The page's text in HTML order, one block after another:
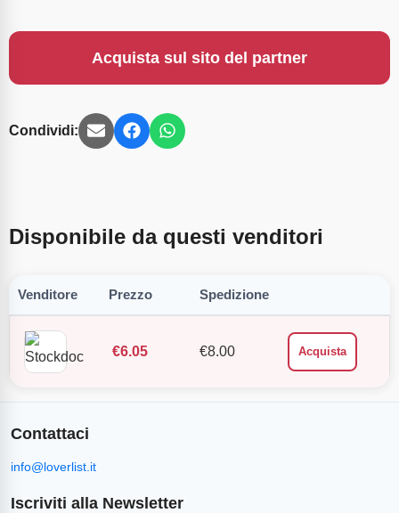
Acquista sul sito del partner
Condividi:
Disponibile da questi venditori
Venditore Prezzo Spedizione
€6.05 €8.00 Acquista
Contattaci
info@loverlist.it
Iscriviti alla Newsletter